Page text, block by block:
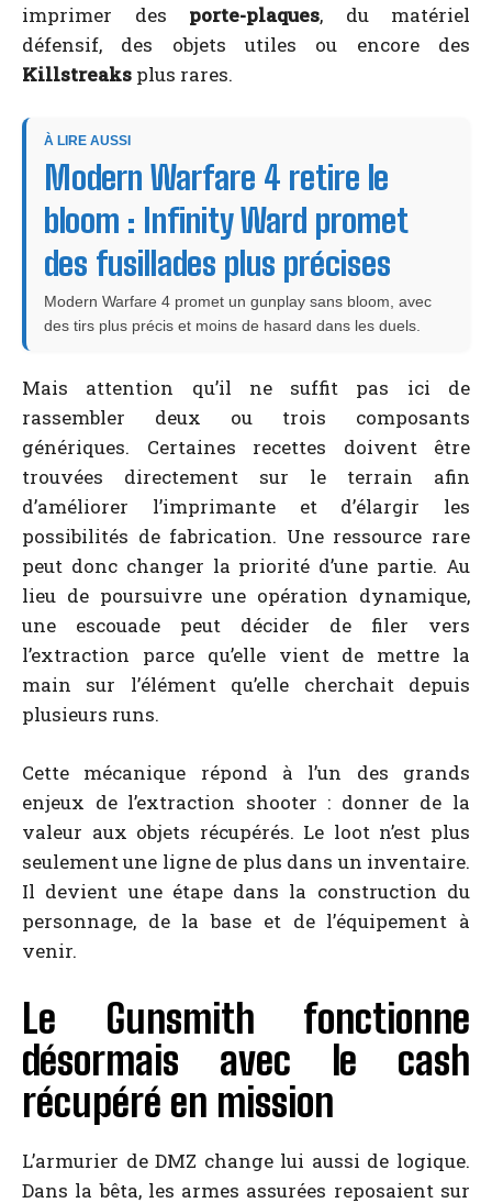
imprimer des porte-plaques, du matériel
défensif, des objets utiles ou encore des
Killstreaks plus rares.
À LIRE AUSSI
Modern Warfare 4 retire le
bloom : Infinity Ward promet
des fusillades plus précises
Modern Warfare 4 promet un gunplay sans bloom, avec
des tirs plus précis et moins de hasard dans les duels.
Mais attention qu’il ne suffit pas ici de
rassembler deux ou trois composants
génériques. Certaines recettes doivent être
trouvées directement sur le terrain afin
d’améliorer l’imprimante et d’élargir les
possibilités de fabrication. Une ressource rare
peut donc changer la priorité d’une partie. Au
lieu de poursuivre une opération dynamique,
une escouade peut décider de filer vers
l’extraction parce qu’elle vient de mettre la
main sur l’élément qu’elle cherchait depuis
plusieurs runs.
Cette mécanique répond à l’un des grands
enjeux de l’extraction shooter : donner de la
valeur aux objets récupérés. Le loot n’est plus
seulement une ligne de plus dans un inventaire.
Il devient une étape dans la construction du
personnage, de la base et de l’équipement à
venir.
Le Gunsmith fonctionne
désormais avec le cash
récupéré en mission
L’armurier de DMZ change lui aussi de logique.
Dans la bêta, les armes assurées reposaient sur